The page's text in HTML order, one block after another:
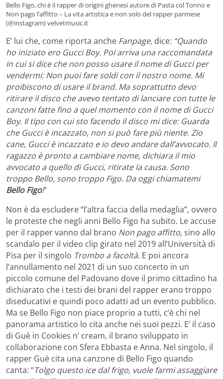
Bello Figo, chi è il rapper di origini ghenesi autore di Pasta col Tonno e
Non pago l’affitto – La vita artistica e non solo del rapper parmese
(@instagram) velvetmusic.it
E’ lui che, come riporta anche Fanpage, dice: “Quando
ho iniziato ero Gucci Boy. Poi arriva una raccomandata
in cui si dice che non posso usare il nome di Gucci per
vendermi: Non puoi fare soldi con il nostro nome. Mi
proibiscono di usare il brand. Ma soprattutto devo
ritirare il disco che avevo tentato di lanciare con tutte le
canzoni fatte fino a quel momento con il nome di Gucci
Boy. Il tipo con cui sto facendo il disco mi dice: Guarda
che Gucci è incazzato, non si può fare più niente. Zio
cane, Gucci è incazzato e io devo andare dall’avvocato. Il
ragazzo è pronto a cambiare nome, dichiara il mio
avvocato a quello di Gucci, ritirate la causa. Sono
troppo Bello, sono troppo Figo. Da oggi chiamatemi
Bello Figo!”
Non è da escludere “l’altra faccia della medaglia”, ovvero
le proteste che negli anni Bello Figo ha subito. Le accuse
per il rapper vanno dal brano Non pago affitto, sino allo
scandalo per il video clip girato nel 2019 all’Università di
Pisa per il singolo Trombo a facoltà. E poi ancora
l’annullamento nel 2021 di un suo concerto in un
piccolo comune del Padovano dove il primo cittadino ha
dichiarato che i testi dei brani del rapper erano troppo
diseducativi e quindi poco adatti ad un evento pubblico.
Ma se Bello Figo non piace proprio a tutti, c’è chi nel
panorama artistico lo cita anche nei suoi pezzi. E’ il caso
di Guè in Cookies n’ cream, il brano sviluppato in
collaborazione con Sfera Ebbasta e Anna. Nel singolo, il
rapper Guè cita una canzone di Bello Figo quando
canta: “Tolgo questo ice dal frigo, vuole farmi assaggiare